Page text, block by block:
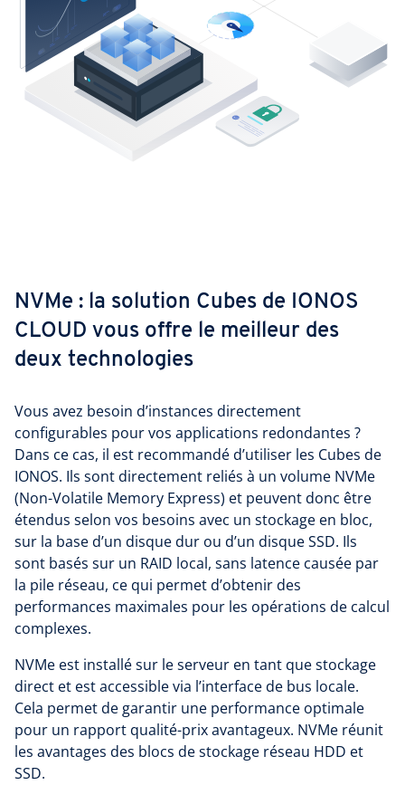
NVMe : la solution Cubes de IONOS
CLOUD vous offre le meilleur des
deux technologies
Vous avez besoin d’instances directement
configurables pour vos applications redondantes ?
Dans ce cas, il est recommandé d’utiliser les Cubes de
IONOS. Ils sont directement reliés à un volume NVMe
(Non-Volatile Memory Express) et peuvent donc être
étendus selon vos besoins avec un stockage en bloc,
sur la base d’un disque dur ou d’un disque SSD. Ils
sont basés sur un RAID local, sans latence causée par
la pile réseau, ce qui permet d’obtenir des
performances maximales pour les opérations de calcul
complexes.
NVMe est installé sur le serveur en tant que stockage
direct et est accessible via l’interface de bus locale.
Cela permet de garantir une performance optimale
pour un rapport qualité-prix avantageux. NVMe réunit
les avantages des blocs de stockage réseau HDD et
SSD.